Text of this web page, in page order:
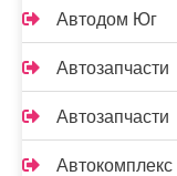
Автодом Юг
Автозапчасти
Автозапчасти
Автокомплекс